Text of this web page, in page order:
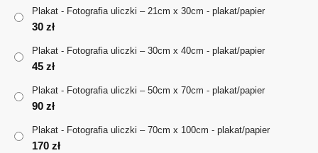
18 zł
Plakat - Fotografia uliczki – 21cm x 30cm - plakat/papier
30 zł
Plakat - Fotografia uliczki – 30cm x 40cm - plakat/papier
45 zł
Plakat - Fotografia uliczki – 50cm x 70cm - plakat/papier
90 zł
Plakat - Fotografia uliczki – 70cm x 100cm - plakat/papier
170 zł